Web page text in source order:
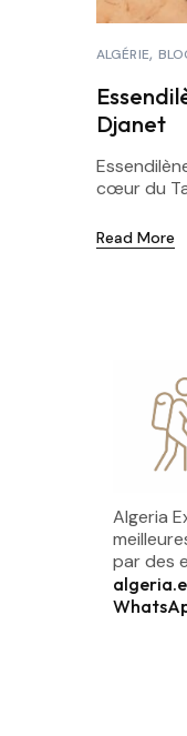
ALGÉRIE
Djanet
cœur du
Read More
Algeria
par des